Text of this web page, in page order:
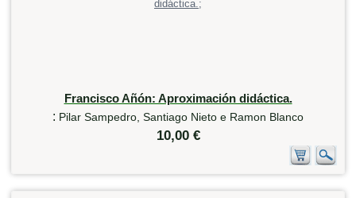
Francisco Añón: Aproximación didáctica.
: Pilar Sampedro, Santiago Nieto e Ramon Blanco
10,00 €